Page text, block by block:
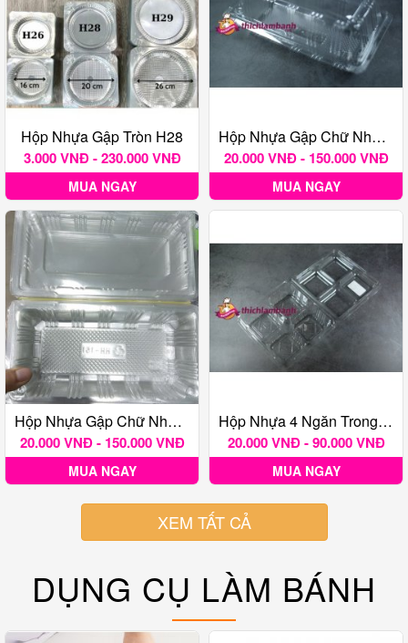
Hộp Nhựa Gập Tròn H28
3.000 VNĐ - 230.000 VNĐ
MUA NGAY
Hộp Nhựa Gập Chữ Nhật H151 Cao
20.000 VNĐ - 150.000 VNĐ
MUA NGAY
Hộp Nhựa Gập Chữ Nhật H151 Thâp
20.000 VNĐ - 150.000 VNĐ
MUA NGAY
Hộp Nhựa 4 Ngăn Trong Nắp Gập Mã Số H161
20.000 VNĐ - 90.000 VNĐ
MUA NGAY
XEM TẤT CẢ
DỤNG CỤ LÀM BÁNH